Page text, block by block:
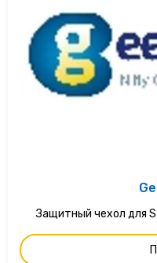
Защитный чехол для